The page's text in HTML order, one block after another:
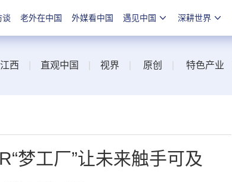
谈 老外在中国 外媒看中国 遇见中国 深耕世界
西 直观中国 视界 原创 特色产业
梦工厂”让未来触手可及